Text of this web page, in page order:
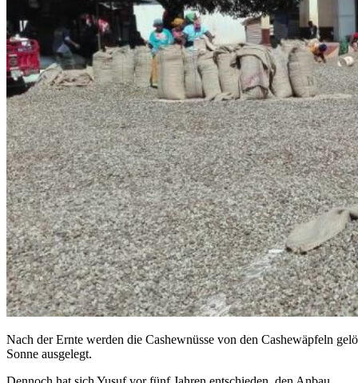
Nach der Ernte werden die Cashewnüsse von den Cashewäpfeln
Sonne ausgelegt.